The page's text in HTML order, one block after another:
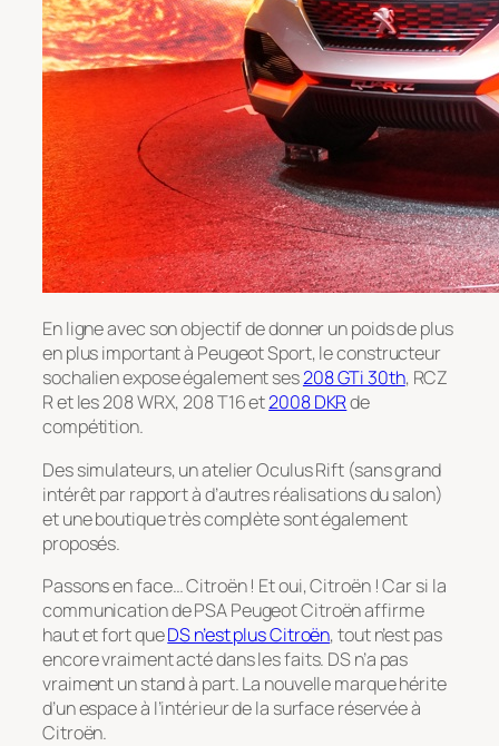
En ligne avec son objectif de donner un poids de plus
en plus important à Peugeot Sport, le constructeur
sochalien expose également ses208 GTi 30th, RCZ
R et les 208 WRX, 208 T16 et2008 DKRde
compétition.
Des simulateurs, un atelier Oculus Rift (sans grand
intérêt par rapport à d’autres réalisations du salon)
et une boutique très complète sont également
proposés.
Passons en face… Citroën ! Et oui, Citroën ! Car si la
communication de PSA Peugeot Citroën affirme
haut et fort queDS n’est plus Citroën, tout n’est pas
encore vraiment acté dans les faits. DS n’a pas
vraiment un stand à part. La nouvelle marque hérite
d’un espace à l’intérieur de la surface réservée à
Citroën.